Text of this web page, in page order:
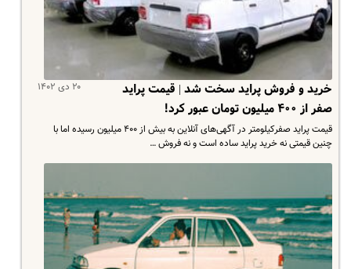
۲۰ دی ۱۴۰۲
خرید و فروش پراید سخت شد | قیمت پراید
صفر از ۴۰۰ میلیون تومان عبور کرد!
قیمت پراید صفرکیلومتر در آگهی‌های آنلاین به بیش از ۴۰۰ میلیون رسیده اما با
چنین قیمتی نه خرید پراید ساده است و نه فروش …